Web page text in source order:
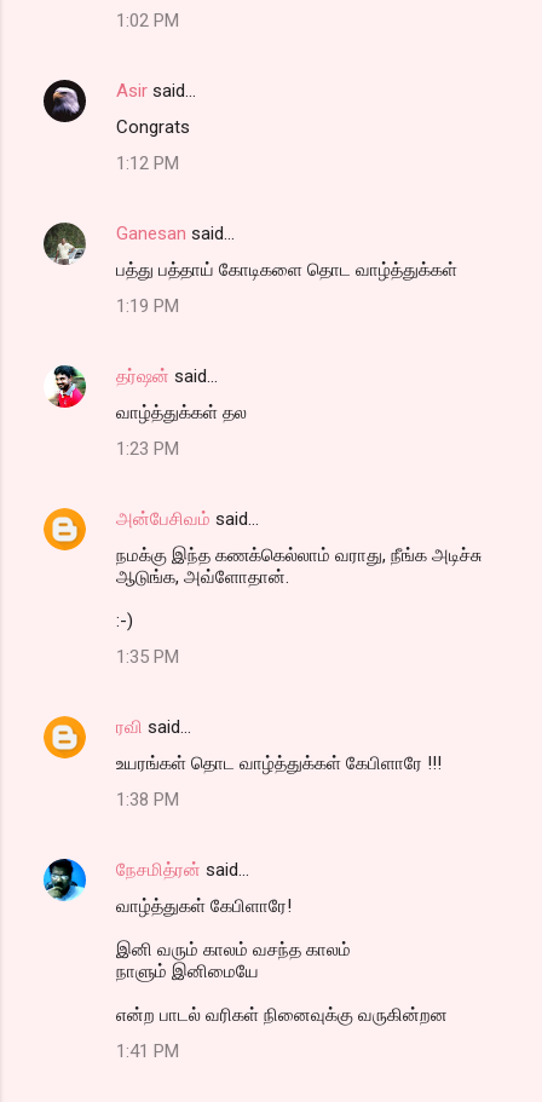
1:02 PM
Asir said…
Congrats
1:12 PM
Ganesan said…
பத்து பத்தாய் கோடிகளை தொட வாழ்த்துக்கள்
1:19 PM
தர்ஷன் said…
வாழ்த்துக்கள் தல
1:23 PM
அன்பேசிவம் said…
நமக்கு இந்த கணக்கெல்லாம் வராது, நீங்க அடிச்சு
ஆடுங்க, அவ்ளோதான்.
:-)
1:35 PM
ரவி said…
உயரங்கள் தொட வாழ்த்துக்கள் கேபிளாரே !!!
1:38 PM
நேசமித்ரன் said…
வாழ்த்துகள் கேபிளாரே!
இனி வரும் காலம் வசந்த காலம்
நாளும் இனிமையே
என்ற பாடல் வரிகள் நினைவுக்கு வருகின்றன
1:41 PM